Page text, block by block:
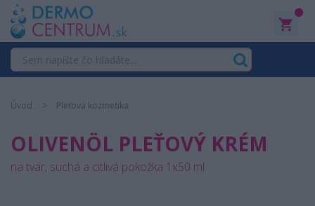
Úvod Pleťová kozmetika
OLIVENÖL PLEŤOVÝ KRÉM
na tvár, suchá a citlivá pokožka 1x50 ml